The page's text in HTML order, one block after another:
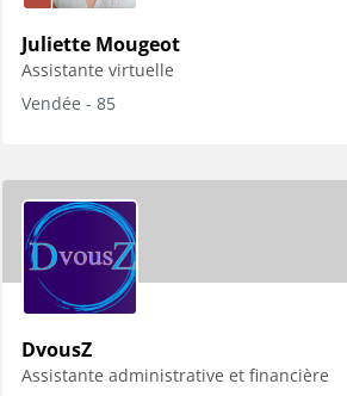
Juliette Mougeot
Assistante virtuelle
Vendée - 85
DvousZ
Assistante administrative et financière